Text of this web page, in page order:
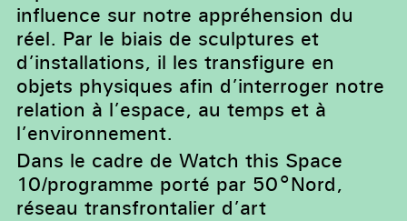
influence sur notre appréhension du
réel. Par le biais de sculptures et
d’installations, il les transfigure en
objets physiques afin d’interroger notre
relation à l’espace, au temps et à
l’environnement.
Dans le cadre de Watch this Space
10/programme porté par 50°Nord,
réseau transfrontalier d’art